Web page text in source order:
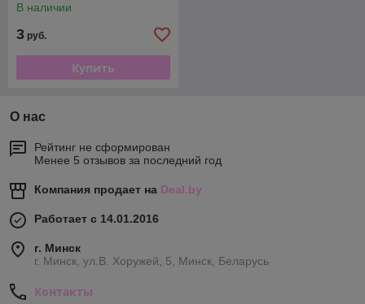
В наличии
3 руб.
Купить
О нас
Рейтинг не сформирован
Менее 5 отзывов за последний год
Компания продает на Deal.by
Работает с 14.01.2016
г. Минск
г. Минск, ул.В. Хоружей, 5, Минск, Беларусь
Контакты